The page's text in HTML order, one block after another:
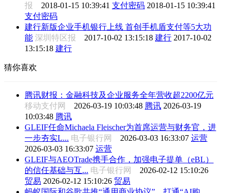
报 2018-01-15 10:39:41 支付密码 2018-01-15 10:39:41
支付密码
建行新版企业手机银行上线 首创手机盾支付等5大功
能 深圳特区报 2017-10-02 13:15:18 建行 2017-10-02
13:15:18 建行
猜你喜欢
腾讯财报：金融科技及企业服务全年营收超2200亿元
移动支付网 2026-03-19 10:03:48 腾讯 2026-03-19
10:03:48 腾讯
GLEIF任命Michaela Fleischer为首席运营与财务官，进
一步夯实L... 电子银行网 2026-03-03 16:33:07 运营
2026-03-03 16:33:07 运营
GLEIF与AEOTrade携手合作，加强电子提单（eBL）
的信任基础与互... 电子银行网 2026-02-12 15:10:26
贸易 2026-02-12 15:10:26 贸易